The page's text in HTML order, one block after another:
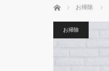
ホーム お掃除
お掃除